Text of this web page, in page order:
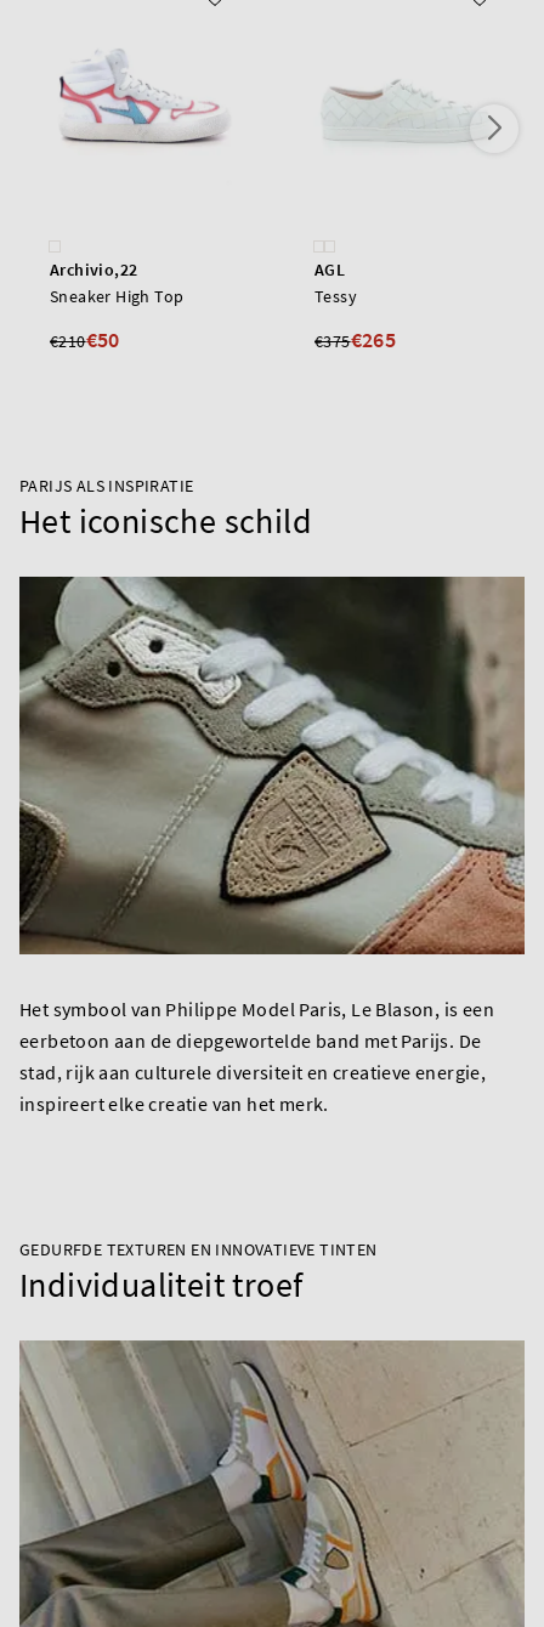
Archivio,22
Sneaker High Top
€210€50
AGL
Tessy
€375€265
PARIJS ALS INSPIRATIE
Het iconische schild
Het symbool van Philippe Model Paris, Le Blason, is een
eerbetoon aan de diepgewortelde band met Parijs. De
stad, rijk aan culturele diversiteit en creatieve energie,
inspireert elke creatie van het merk.
GEDURFDE TEXTUREN EN INNOVATIEVE TINTEN
Individualiteit troef